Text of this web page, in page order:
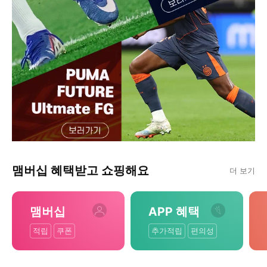
맴버십 혜택받고 쇼핑해요 더 보기
맴버십
적립 쿠폰
APP 혜택
추가적립 편의성